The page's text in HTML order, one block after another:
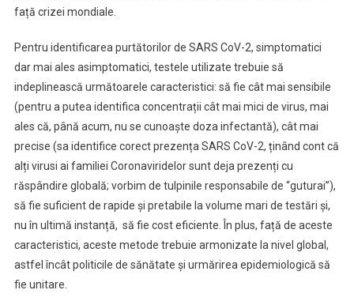
față crizei mondiale.
Pentru identificarea purtătorilor de SARS CoV-2, simptomatici
dar mai ales asimptomatici, testele utilizate trebuie să
indeplinească următoarele caracteristici: să fie cât mai sensibile
(pentru a putea identifica concentrații cât mai mici de virus, mai
ales că, până acum, nu se cunoaște doza infectantă), cât mai
precise (sa identifice corect prezența SARS CoV-2, ținând cont că
alți virusi ai familiei Coronaviridelor sunt deja prezenți cu
răspândire globală; vorbim de tulpinile responsabile de “guturai”),
să fie suficient de rapide și pretabile la volume mari de testări și,
nu în ultimă instanță, să fie cost eficiente. În plus, față de aceste
caracteristici, aceste metode trebuie armonizate la nivel global,
astfel încât politicile de sănătate și urmărirea epidemiologică să
fie unitare.